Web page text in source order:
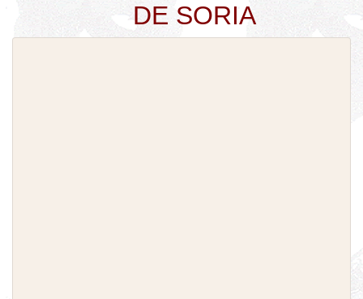
DE SORIA